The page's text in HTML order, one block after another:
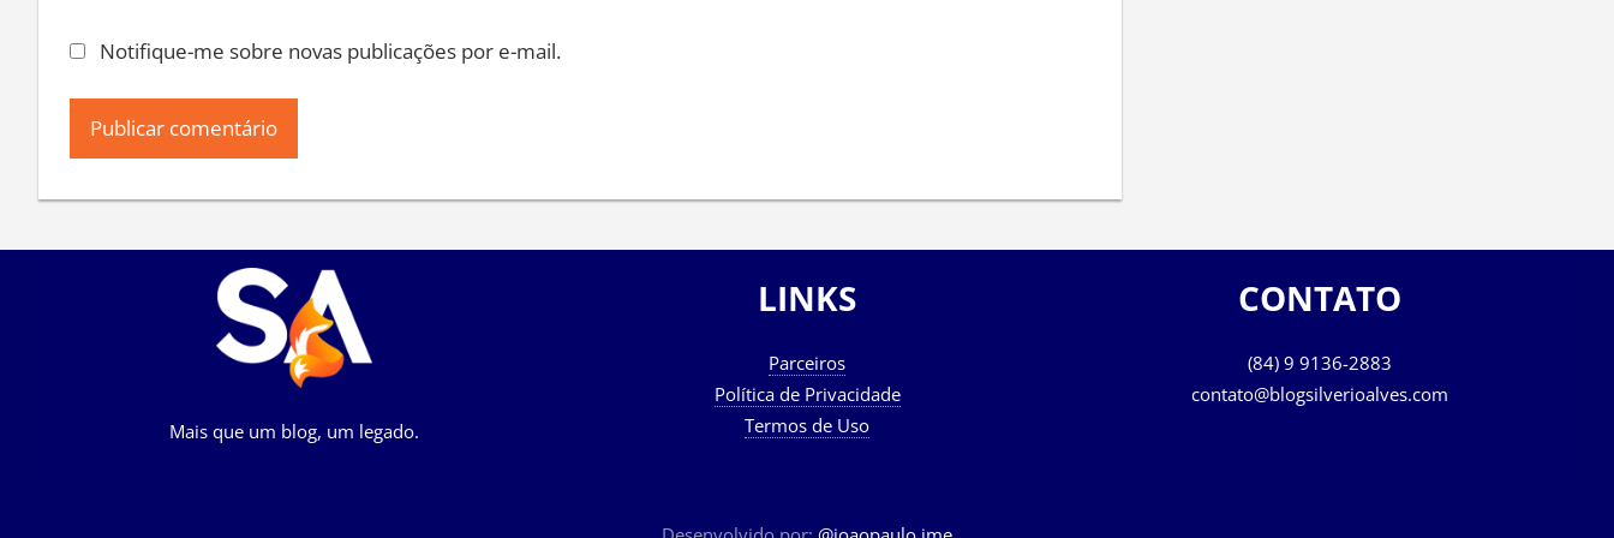
Notifique-me sobre novas publicações por e-mail.
Mais que um blog, um legado.
LINKS
Parceiros
Política de Privacidade
Termos de Uso
CONTATO
(84) 9 9136-2883
contato@blogsilverioalves.com